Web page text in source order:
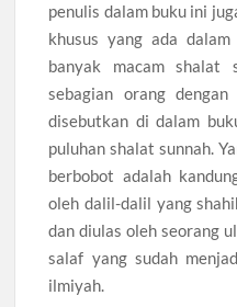
penulis dalam buku ini
khusus yang ada
banyak macam shalat
sebagian orang
disebutkan di dalam
puluhan shalat sunnah.
berbobot adalah
oleh dalil-dalil yang
dan diulas oleh seorang
salaf yang sudah
ilmiyah.